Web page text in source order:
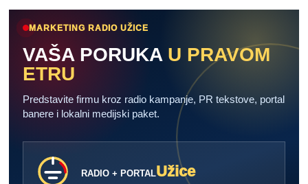
MARKETING RADIO UŽICE
VAŠA PORUKA U PRAVOM
ETRU
Predstavite firmu kroz radio kampanje, PR tekstove, portal
banere i lokalni medijski paket.
RADIO + PORTALUžice